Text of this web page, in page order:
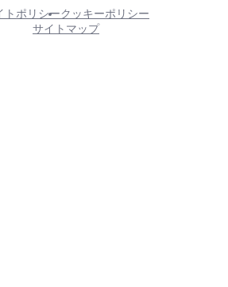
トポリシークッキーポリシー
サイトマップ